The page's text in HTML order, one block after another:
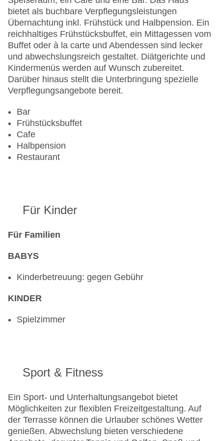
Mastercard, Visa
Landeskategorie: 3 Sterne
bietet als buchbare Verpflegungsleistungen
Übernachtung inkl. Frühstück und Halbpension. Ein
reichhaltiges Frühstücksbuffet, ein Mittagessen vom
Buffet oder à la carte und Abendessen sind lecker
und abwechslungsreich gestaltet. Diätgerichte und
Kindermenüs werden auf Wunsch zubereitet.
Darüber hinaus stellt die Unterbringung spezielle
Verpflegungsangebote bereit.
Bar
Frühstücksbuffet
Cafe
Halbpension
Restaurant
Für Kinder
Für Familien
BABYS
Kinderbetreuung: gegen Gebühr
KINDER
Spielzimmer
Sport & Fitness
Ein Sport- und Unterhaltungsangebot bietet
Möglichkeiten zur flexiblen Freizeitgestaltung. Auf
der Terrasse können die Urlauber schönes Wetter
genießen. Abwechslung bieten verschiedene